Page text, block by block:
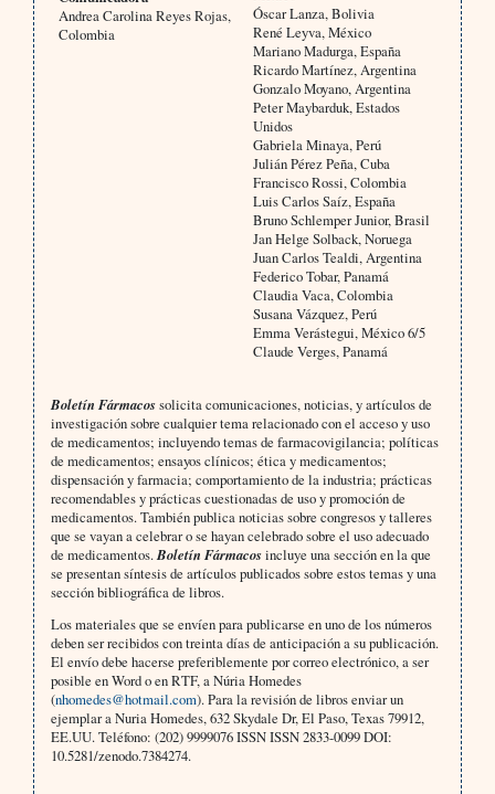
Andrea Carolina Reyes Rojas,
Colombia
Óscar Lanza, Bolivia
René Leyva, México
Mariano Madurga, España
Ricardo Martínez, Argentina
Gonzalo Moyano, Argentina
Peter Maybarduk, Estados
Unidos
Gabriela Minaya, Perú
Julián Pérez Peña, Cuba
Francisco Rossi, Colombia
Luis Carlos Saíz, España
Bruno Schlemper Junior, Brasil
Jan Helge Solback, Noruega
Juan Carlos Tealdi, Argentina
Federico Tobar, Panamá
Claudia Vaca, Colombia
Susana Vázquez, Perú
Emma Verástegui, México 6/5
Claude Verges, Panamá
Boletín Fármacossolicita comunicaciones, noticias, y artículos de
investigación sobre cualquier tema relacionado con el acceso y uso
de medicamentos; incluyendo temas de farmacovigilancia; políticas
de medicamentos; ensayos clínicos; ética y medicamentos;
dispensación y farmacia; comportamiento de la industria; prácticas
recomendables y prácticas cuestionadas de uso y promoción de
medicamentos. También publica noticias sobre congresos y talleres
que se vayan a celebrar o se hayan celebrado sobre el uso adecuado
de medicamentos.Boletín Fármacosincluye una sección en la que
se presentan síntesis de artículos publicados sobre estos temas y una
sección bibliográfica de libros.
Los materiales que se envíen para publicarse en uno de los números
deben ser recibidos con treinta días de anticipación a su publicación.
El envío debe hacerse preferiblemente por correo electrónico, a ser
posible en Word o en RTF, a Núria Homedes
(nhomedes@hotmail.com). Para la revisión de libros enviar un
ejemplar a Nuria Homedes, 632 Skydale Dr, El Paso, Texas 79912,
EE.UU. Teléfono: (202) 9999076 ISSN ISSN 2833-0099 DOI:
10.5281/zenodo.7384274.